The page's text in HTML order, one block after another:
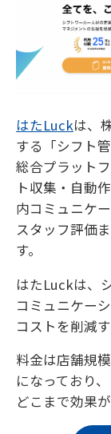
はたLuckは、
する「シフト
総合プラット
ト収集・自動
内コミュニケ
スタッフ評価
す。
はたLuckは、
コミュニケー
コストを削減
料金は店舗規
になっており
どこまで効果